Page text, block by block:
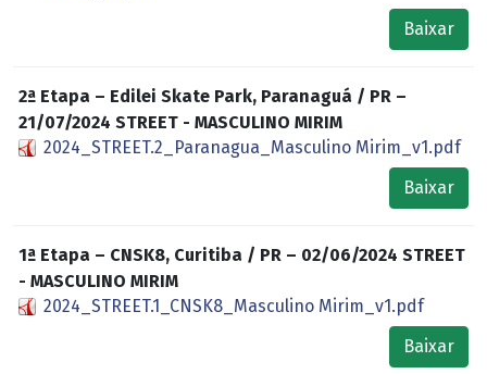
Baixar
2ª Etapa – Edilei Skate Park, Paranaguá / PR –
21/07/2024 STREET - MASCULINO MIRIM
2024_STREET.2_Paranagua_Masculino Mirim_v1.pdf
Baixar
1ª Etapa – CNSK8, Curitiba / PR – 02/06/2024 STREET
- MASCULINO MIRIM
2024_STREET.1_CNSK8_Masculino Mirim_v1.pdf
Baixar